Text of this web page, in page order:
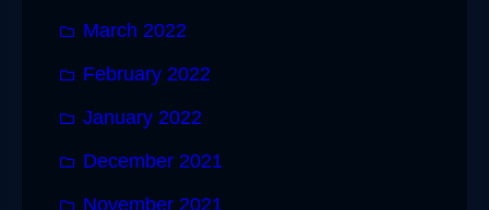
March 2022
February 2022
January 2022
December 2021
November 2021